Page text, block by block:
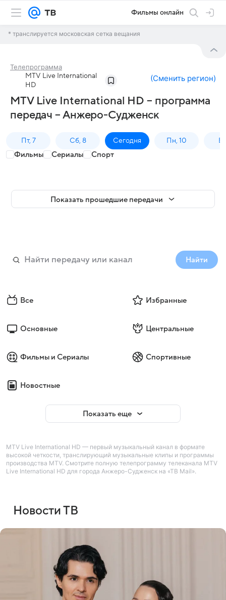
Фильмы онлайн
* транслируется московская сетка вещания
Телепрограмма
MTV Live International
HD
(Сменить регион)
MTV Live International HD – программа
передач – Анжеро-Судженск
Пт, 7 Сб, 8 Сегодня Пн, 10
Фильмы Сериалы Спорт
Показать прошедшие передачи
Найти
Все Избранные
Основные Центральные
Фильмы и Сериалы Спортивные
Новостные
Показать еще
MTV Live International HD — первый музыкальный канал в формате
высокой четкости, транслирующий музыкальные клипы и программы
производства MTV. Смотрите полную телепрограмму телеканала MTV
Live International HD для города Анжеро-Судженск на «ТВ Mail».
Новости ТВ